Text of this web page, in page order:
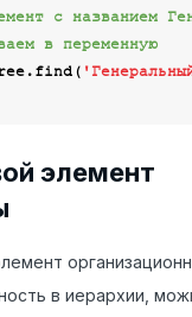
с названием
в переменную
элемент
в иерархии,